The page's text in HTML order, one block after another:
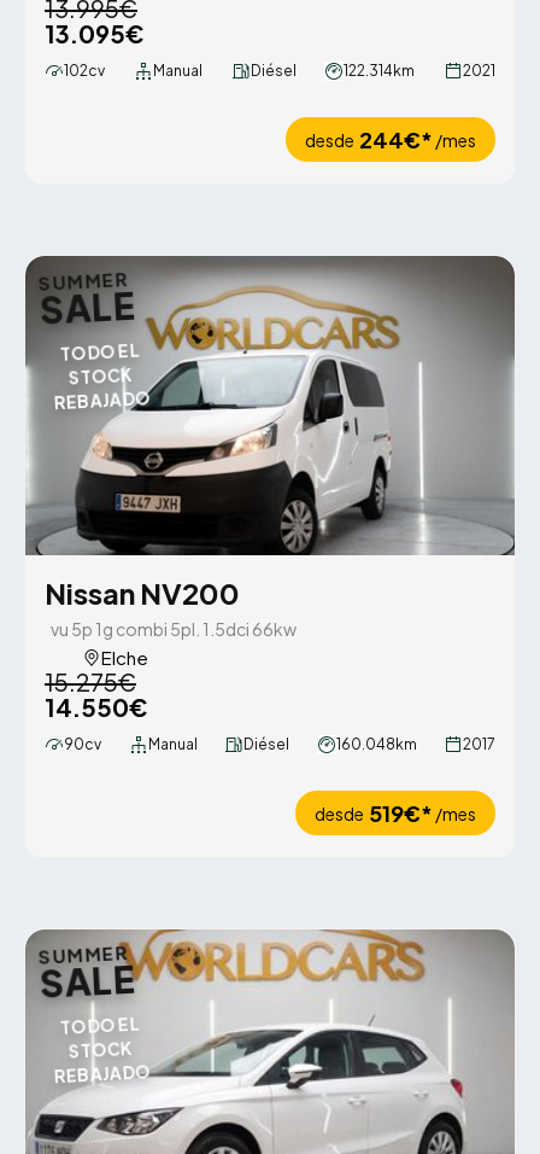
13.995€
13.095€
102cv Manual Diésel 122.314km 2021
desde 244€* /mes
SUMMER
SALE
TODO EL
STOCK
REBAJADO
Nissan NV200
vu 5p 1g combi 5pl. 1.5dci 66kw
Elche
15.275€
14.550€
90cv Manual Diésel 160.048km 2017
desde 519€* /mes
SUMMER
SALE
TODO EL
STOCK
REBAJADO